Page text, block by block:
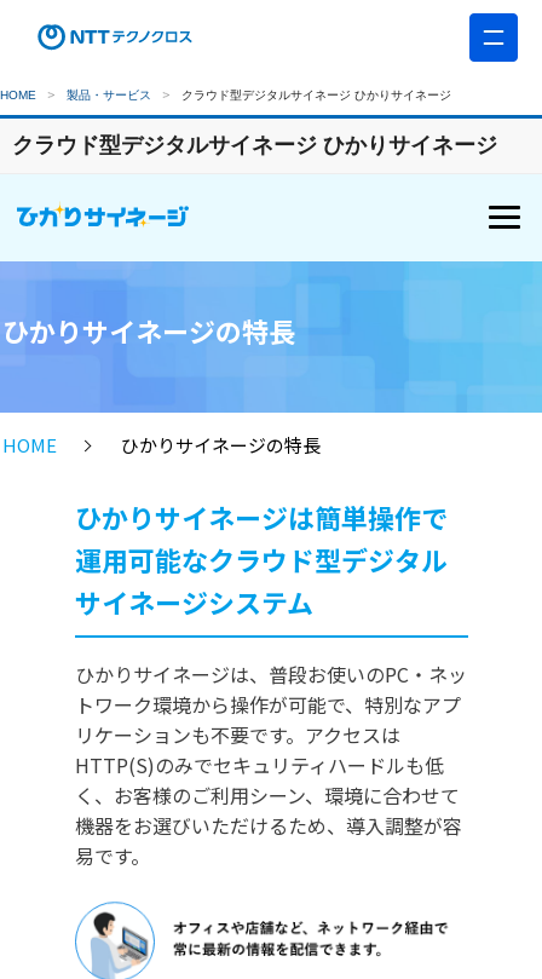
HOME 製品・サービス クラウド型デジタルサイネージ ひかりサイネージ
クラウド型デジタルサイネージ ひかりサイネージ
ひかりサイネージの特長
HOME ひかりサイネージの特長
ひかりサイネージは簡単操作で
運用可能なクラウド型デジタル
サイネージシステム
ひかりサイネージは、普段お使いのPC・ネッ
トワーク環境から操作が可能で、特別なアプ
リケーションも不要です。アクセスは
HTTP(S)のみでセキュリティハードルも低
く、お客様のご利用シーン、環境に合わせて
機器をお選びいただけるため、導入調整が容
易です。